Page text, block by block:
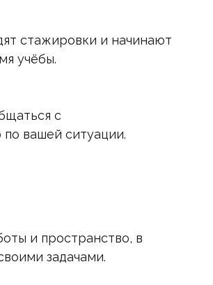
стажировки и начинают
учёбы.
с
вашей ситуации.
и пространство, в
задачами.